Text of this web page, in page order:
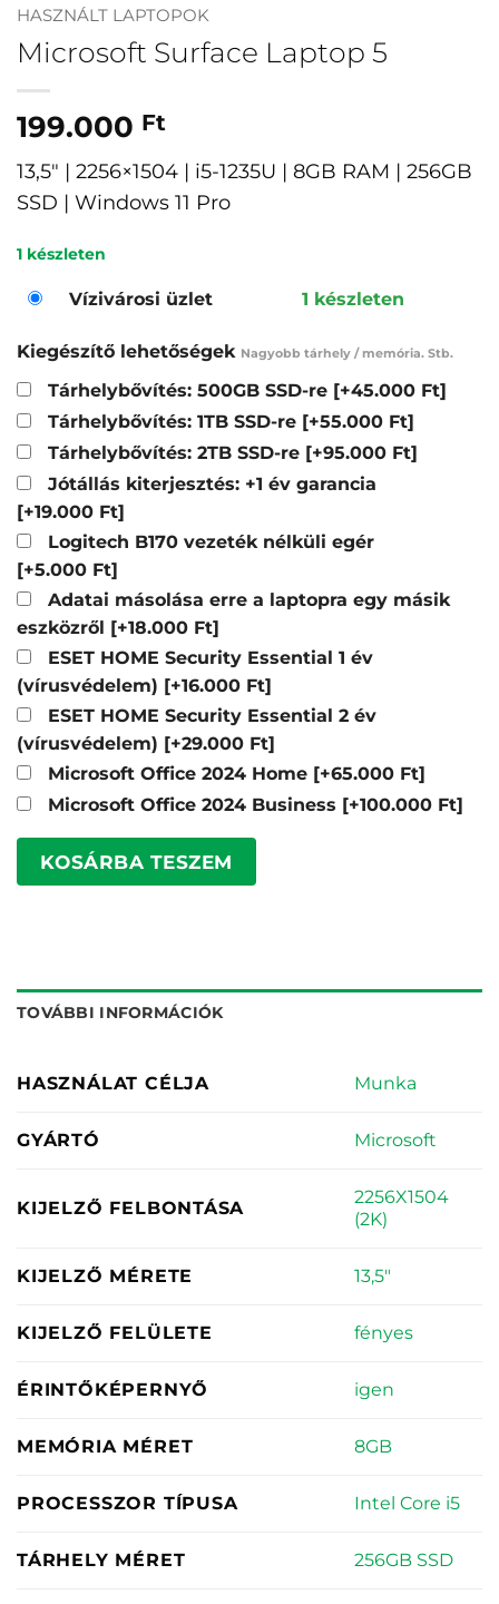
HASZNÁLT LAPTOPOK
Microsoft Surface Laptop 5
199.000 Ft
13,5″ | 2256×1504 | i5-1235U | 8GB RAM | 256GB
SSD | Windows 11 Pro
1 készleten
Vízivárosi üzlet 1 készleten
Kiegészítő lehetőségek Nagyobb tárhely / memória. Stb.
Tárhelybővítés: 500GB SSD-re [+45.000 Ft]
Tárhelybővítés: 1TB SSD-re [+55.000 Ft]
Tárhelybővítés: 2TB SSD-re [+95.000 Ft]
Jótállás kiterjesztés: +1 év garancia
[+19.000 Ft]
Logitech B170 vezeték nélküli egér
[+5.000 Ft]
Adatai másolása erre a laptopra egy másik
eszközről [+18.000 Ft]
ESET HOME Security Essential 1 év
(vírusvédelem) [+16.000 Ft]
ESET HOME Security Essential 2 év
(vírusvédelem) [+29.000 Ft]
Microsoft Office 2024 Home [+65.000 Ft]
Microsoft Office 2024 Business [+100.000 Ft]
KOSÁRBA TESZEM
TOVÁBBI INFORMÁCIÓK
HASZNÁLAT CÉLJA Munka
GYÁRTÓ Microsoft
KIJELZŐ FELBONTÁSA
2256X1504
(2K)
KIJELZŐ MÉRETE 13,5"
KIJELZŐ FELÜLETE fényes
ÉRINTŐKÉPERNYŐ igen
MEMÓRIA MÉRET 8GB
PROCESSZOR TÍPUSA Intel Core i5
TÁRHELY MÉRET 256GB SSD